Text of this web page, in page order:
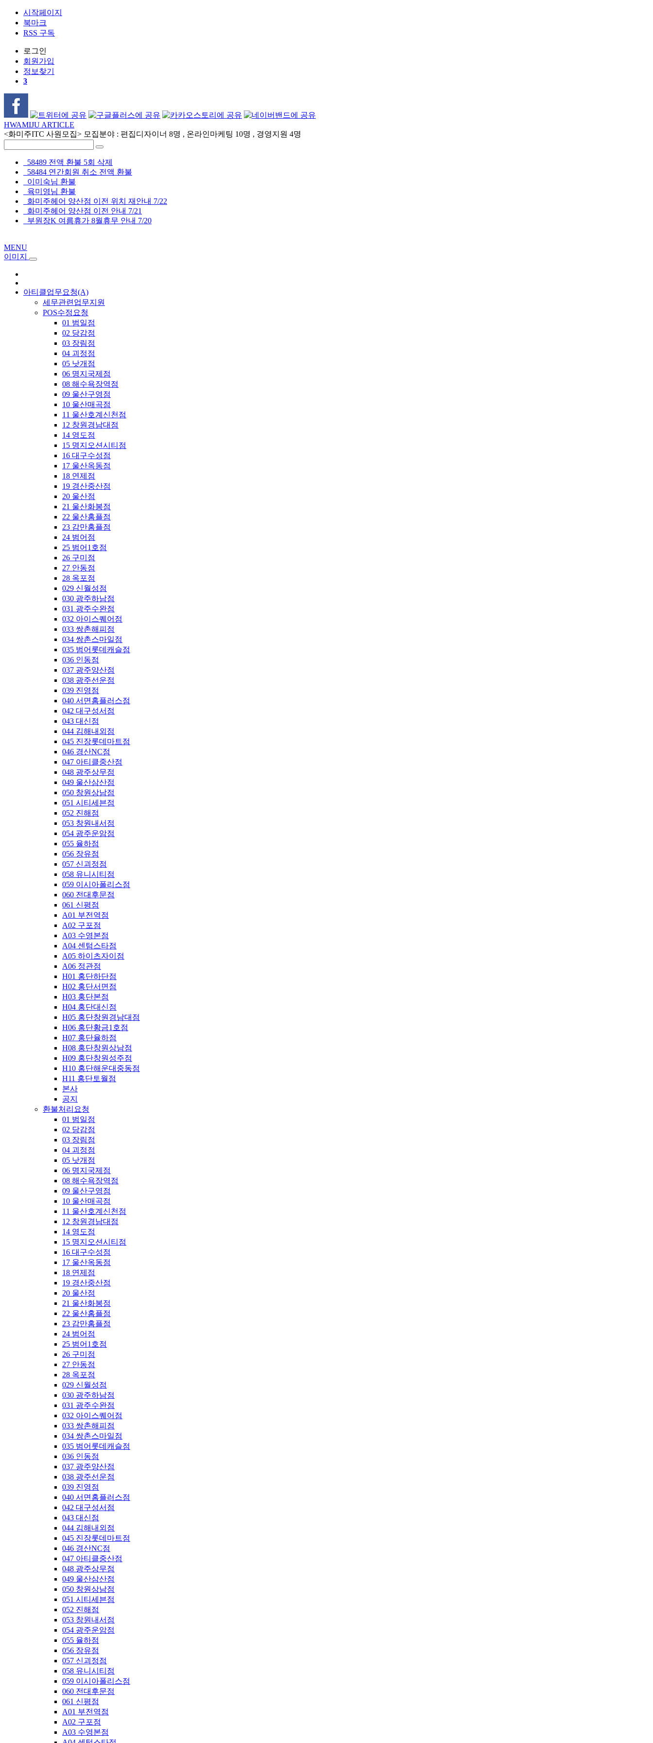
시작페이지
북마크
RSS 구독
로그인
회원 가입
정보찾기
3
HWAMIJU ARTICLE
<화미주ITC 사원모집> 모집분야 : 편집디자이너 8명 , 온라인마케팅 10명 , 경영지원 4명
58489 전액 환불 5회 삭제
58484 연간회원 취소 전액 환불
이미숙님 환불
육미영님 환불
화미주헤어 양산점 이전 위치 재안내 7/22
화미주헤어 양산점 이전 안내 7/21
부원장K 여름휴가 8월휴무 안내 7/20
MENU
이미지
아티클업무요청(A)
세무관련업무지원
POS수정요청
01 범일점
02 당감점
03 장림점
04 괴정점
05 낫개점
06 명지국제점
08 해수욕장역점
09 울산구영점
10 울산매곡점
11 울산호계신천점
12 창원경남대점
14 영도점
15 명지오션시티점
16 대구수성점
17 울산옥동점
18 연제점
19 경산중산점
20 울산점
21 울산화봉점
22 울산홈플점
23 감만홈플점
24 범어점
25 범어1호점
26 구미점
27 안동점
28 옥포점
029 신월성점
030 광주하남점
031 광주수완점
032 아이스퀘어점
033 쌍촌해피점
034 쌍촌스마일점
035 범어롯데캐슬점
036 인동점
037 광주양산점
038 광주선운점
039 진영점
040 서면홈플러스점
042 대구성서점
043 대신점
044 김해내외점
045 진장롯데마트점
046 경산NC점
047 아티클중산점
048 광주상무점
049 울산삼산점
050 창원상남점
051 시티세븐점
052 진해점
053 창원내서점
054 광주운암점
055 율하점
056 장유점
057 신괴정점
058 유니시티점
059 이시아폴리스점
060 전대후문점
061 신평점
A01 부전역점
A02 구포점
A03 수영본점
A04 센텀스타점
A05 하이츠자이점
A06 정관점
H01 홍단하단점
H02 홍단서면점
H03 홍단본점
H04 홍단대신점
H05 홍단창원경남대점
H06 홍단황금1호점
H07 홍단율하점
H08 홍단창원상남점
H09 홍단창원성주점
H10 홍단해운대중동점
H11 홍단토월점
본사
공지
환불처리요청
01 범일점
02 당감점
03 장림점
04 괴정점
05 낫개점
06 명지국제점
08 해수욕장역점
09 울산구영점
10 울산매곡점
11 울산호계신천점
12 창원경남대점
14 영도점
15 명지오션시티점
16 대구수성점
17 울산옥동점
18 연제점
19 경산중산점
20 울산점
21 울산화봉점
22 울산홈플점
23 감만홈플점
24 범어점
25 범어1호점
26 구미점
27 안동점
28 옥포점
029 신월성점
030 광주하남점
031 광주수완점
032 아이스퀘어점
033 쌍촌해피점
034 쌍촌스마일점
035 범어롯데캐슬점
036 인동점
037 광주양산점
038 광주선운점
039 진영점
040 서면홈플러스점
042 대구성서점
043 대신점
044 김해내외점
045 진장롯데마트점
046 경산NC점
047 아티클중산점
048 광주상무점
049 울산삼산점
050 창원상남점
051 시티세븐점
052 진해점
053 창원내서점
054 광주운암점
055 율하점
056 장유점
057 신괴정점
058 유니시티점
059 이시아폴리스점
060 전대후문점
061 신평점
A01 부전역점
A02 구포점
A03 수영본점